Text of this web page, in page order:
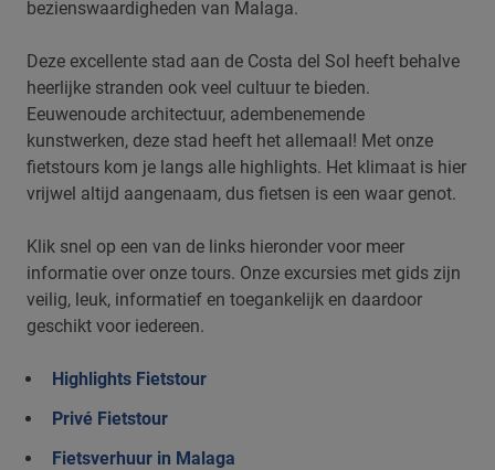
bezienswaardigheden van Malaga.
Deze excellente stad aan de Costa del Sol heeft behalve
heerlijke stranden ook veel cultuur te bieden.
Eeuwenoude architectuur, adembenemende
kunstwerken, deze stad heeft het allemaal! Met onze
fietstours kom je langs alle highlights. Het klimaat is hier
vrijwel altijd aangenaam, dus fietsen is een waar genot.
Klik snel op een van de links hieronder voor meer
informatie over onze tours. Onze excursies met gids zijn
veilig, leuk, informatief en toegankelijk en daardoor
geschikt voor iedereen.
Highlights Fietstour
Privé Fietstour
Fietsverhuur in Malaga